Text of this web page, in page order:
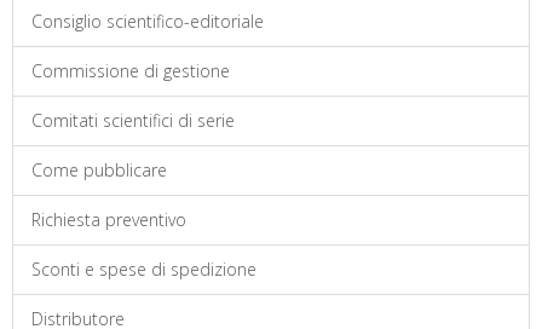
Consiglio scientifico-editoriale
Commissione di gestione
Comitati scientifici di serie
Come pubblicare
Richiesta preventivo
Sconti e spese di spedizione
Distributore